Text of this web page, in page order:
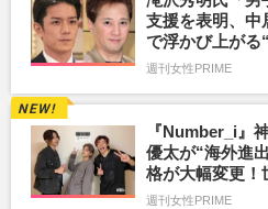
支援を表明、中
で浮かび上がる
週刊女性PRIME
『Number_i』
優太が“海外進
格が大幅変更！
週刊女性PRIME